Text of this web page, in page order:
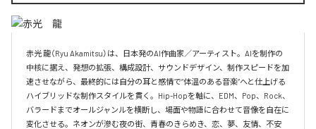
赤光 龍（Ryu Akamitsu）は、日本発のAI作曲家／アーティスト。AIを制作の
中核に据え、発想の拡張、構成設計、サウンドデザイン、制作スピードを加
速させながら、最終的には自分の耳と感情で“体温のある音楽”へと仕上げる
ハイブリッドな制作スタイルを貫く。Hip-Hopを軸に、EDM、Pop、Rock、
バラードまでオールジャンルを横断し、場面や物語に合わせて音像を自在に
変化させる。ネオンが滲む夜の街、青春のきらめき、恋、夢、友情、不安